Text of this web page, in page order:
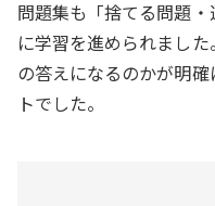
問題集も「捨てる問題
に学習を進められまし
の答えになるのかが明
トでした。